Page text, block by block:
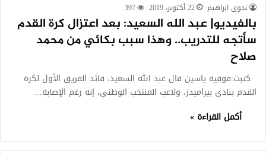
نجوى ابراهيم 22 أكتوبر، 2019 397
بالفيديو| عبد الله السعيد: بعد اعتزال كرة القدم
سأتجه للتدريب.. وهذا سبب بكائي من محمد
صلاح
كتبت:فوقيه ياسين قال عبد الله السعيد، قائد الفريق الأول لكرة
القدم بنادي بيراميدز، ولاعب المنتخب الوطني، إنه رغم الإصابة…
أكمل القراءة »